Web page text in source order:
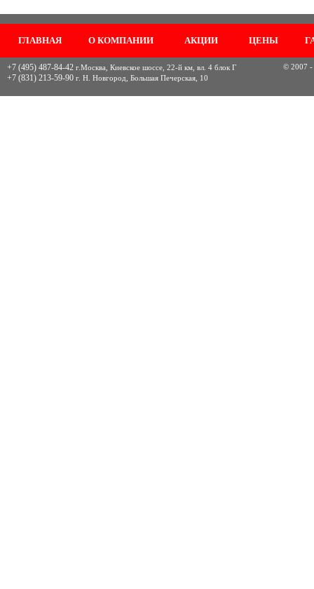
ГЛАВНАЯ О КОМПАНИИ АКЦИИ ЦЕНЫ
+7 (495) 487-84-42 г.Москва, Киевское шоссе, 22-й км, вл. 4 блок Г
+7 (831) 213-59-90 г. Н. Новгород, Большая Печерская, 10
© 2007